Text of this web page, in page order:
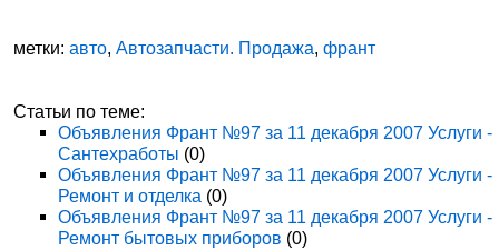
метки:авто,Автозапчасти. Продажа,франт
Статьи по теме:
Объявления Франт №97 за 11 декабря 2007 Услуги -
Сантехработы (0)
Объявления Франт №97 за 11 декабря 2007 Услуги -
Ремонт и отделка (0)
Объявления Франт №97 за 11 декабря 2007 Услуги -
Ремонт бытовых приборов (0)